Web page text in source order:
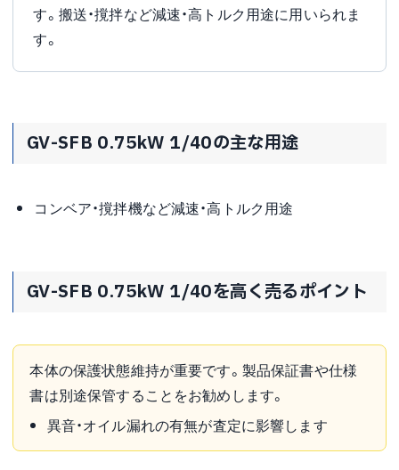
す。搬送・撹拌など減速・高トルク用途に用いられま
す。
GV-SFB 0.75kW 1/40の主な用途
コンベア・撹拌機など減速・高トルク用途
GV-SFB 0.75kW 1/40を高く売るポイント
本体の保護状態維持が重要です。製品保証書や仕様
書は別途保管することをお勧めします。
異音・オイル漏れの有無が査定に影響します